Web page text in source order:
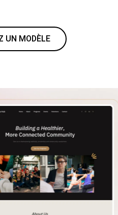
UN MODÈLE